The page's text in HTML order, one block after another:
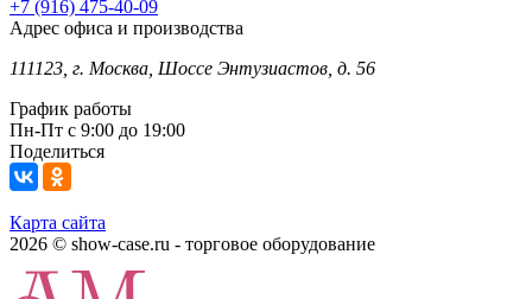
+7 (916) 475-40-09
Адрес офиса и производства
111123, г. Москва, Шоссе Энтузиастов, д. 56
График работы
Пн-Пт с 9:00 до 19:00
Поделиться
Карта сайта
2026 © show-case.ru - торговое оборудование